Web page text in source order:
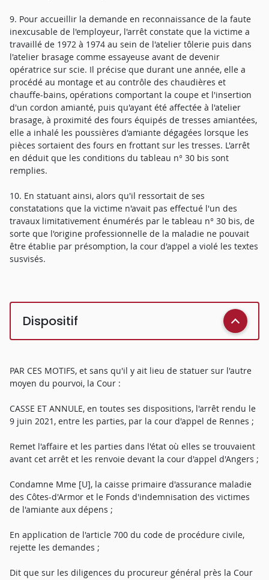
9. Pour accueillir la demande en reconnaissance de la faute
inexcusable de l'employeur, l'arrêt constate que la victime a
travaillé de 1972 à 1974 au sein de l'atelier tôlerie puis dans
l'atelier brasage comme essayeuse avant de devenir
opératrice sur scie. Il précise que durant une année, elle a
procédé au montage et au contrôle des chaudières et
chauffe-bains, opérations comportant la coupe et l'insertion
d'un cordon amianté, puis qu'ayant été affectée à l'atelier
brasage, à proximité des fours équipés de tresses amiantées,
elle a inhalé les poussières d'amiante dégagées lorsque les
pièces sortaient des fours en frottant sur les tresses. L'arrêt
en déduit que les conditions du tableau n° 30 bis sont
remplies.
10. En statuant ainsi, alors qu'il ressortait de ses
constatations que la victime n'avait pas effectué l'un des
travaux limitativement énumérés par le tableau n° 30 bis, de
sorte que l'origine professionnelle de la maladie ne pouvait
être établie par présomption, la cour d'appel a violé les textes
susvisés.
Dispositif
PAR CES MOTIFS, et sans qu'il y ait lieu de statuer sur l'autre
moyen du pourvoi, la Cour :
CASSE ET ANNULE, en toutes ses dispositions, l'arrêt rendu le
9 juin 2021, entre les parties, par la cour d'appel de Rennes ;
Remet l'affaire et les parties dans l'état où elles se trouvaient
avant cet arrêt et les renvoie devant la cour d'appel d'Angers ;
Condamne Mme [U], la caisse primaire d'assurance maladie
des Côtes-d'Armor et le Fonds d'indemnisation des victimes
de l'amiante aux dépens ;
En application de l'article 700 du code de procédure civile,
rejette les demandes ;
Dit que sur les diligences du procureur général près la Cour